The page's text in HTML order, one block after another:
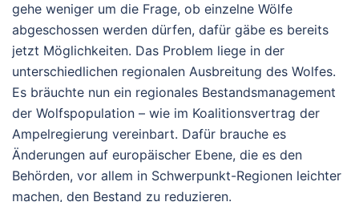
gehe weniger um die Frage, ob einzelne Wölfe
abgeschossen werden dürfen, dafür gäbe es bereits
jetzt Möglichkeiten. Das Problem liege in der
unterschiedlichen regionalen Ausbreitung des Wolfes.
Es bräuchte nun ein regionales Bestandsmanagement
der Wolfspopulation – wie im Koalitionsvertrag der
Ampelregierung vereinbart. Dafür brauche es
Änderungen auf europäischer Ebene, die es den
Behörden, vor allem in Schwerpunkt-Regionen leichter
machen, den Bestand zu reduzieren.